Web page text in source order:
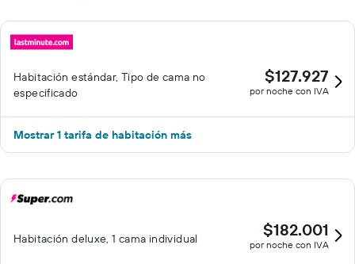
Habitación estándar, Tipo de cama no
especificado
$127.927
por noche con IVA
Mostrar 1 tarifa de habitación más
Habitación deluxe, 1 cama individual $182.001
por noche con IVA